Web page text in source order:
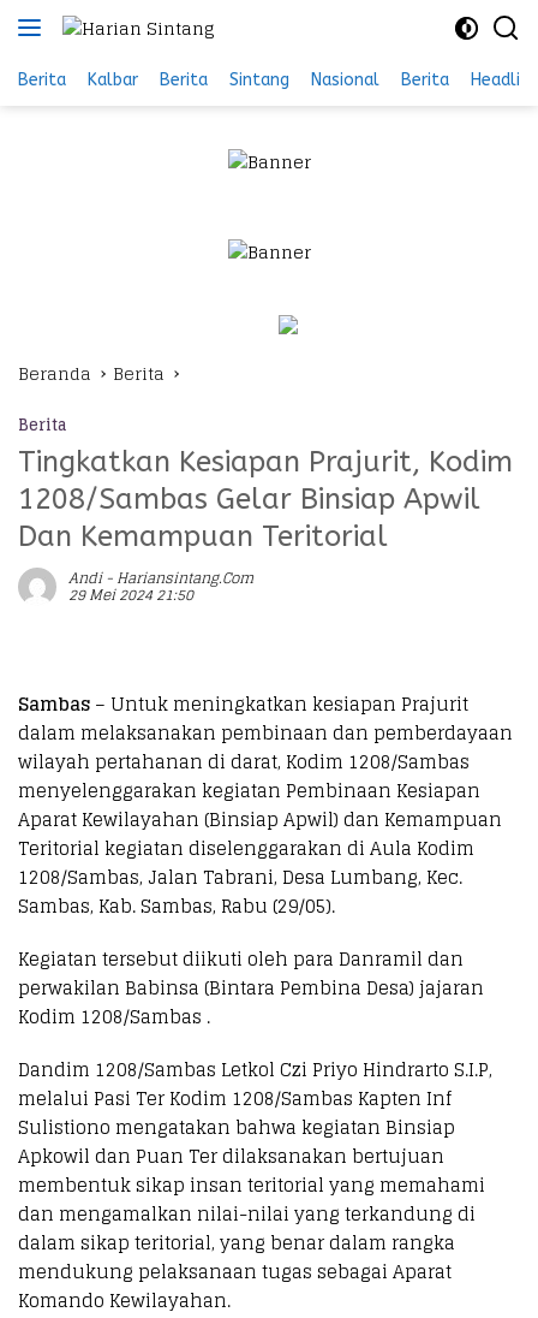
Langsung
ke
konten
Berita Kalbar Berita Sintang Nasional Berita Headline
Beranda Berita
Berita
Tingkatkan Kesiapan Prajurit, Kodim
1208/Sambas Gelar Binsiap Apwil
Dan Kemampuan Teritorial
Andi - Hariansintang.com
29 Mei 2024 21:50
Sambas– Untuk meningkatkan kesiapan Prajurit
dalam melaksanakan pembinaan dan pemberdayaan
wilayah pertahanan di darat, Kodim 1208/Sambas
menyelenggarakan kegiatan Pembinaan Kesiapan
Aparat Kewilayahan (Binsiap Apwil) dan Kemampuan
Teritorial kegiatan diselenggarakan di Aula Kodim
1208/Sambas, Jalan Tabrani, Desa Lumbang, Kec.
Sambas, Kab. Sambas, Rabu (29/05).
Kegiatan tersebut diikuti oleh para Danramil dan
perwakilan Babinsa (Bintara Pembina Desa) jajaran
Kodim 1208/Sambas .
Dandim 1208/Sambas Letkol Czi Priyo Hindrarto S.I.P,
melalui Pasi Ter Kodim 1208/Sambas Kapten Inf
Sulistiono mengatakan bahwa kegiatan Binsiap
Apkowil dan Puan Ter dilaksanakan bertujuan
membentuk sikap insan teritorial yang memahami
dan mengamalkan nilai-nilai yang terkandung di
dalam sikap teritorial, yang benar dalam rangka
mendukung pelaksanaan tugas sebagai Aparat
Komando Kewilayahan.